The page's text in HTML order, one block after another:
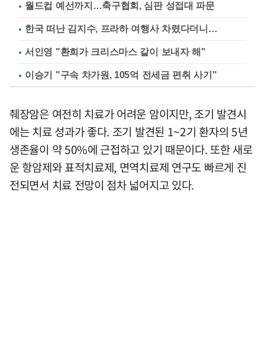
월드컵 예선까지…축구협회, 심판 성접대 파문
한국 떠난 김지수, 프라하 여행사 차렸다더니…
서인영 "환희가 크리스마스 같이 보내자 해"
이승기 "구속 차가원, 105억 전세금 편취 사기"
췌장암은 여전히 치료가 어려운 암이지만, 조기 발견시
에는 치료 성과가 좋다. 조기 발견된 1~2기 환자의 5년
생존율이 약 50%에 근접하고 있기 때문이다. 또한 새로
운 항암제와 표적치료제, 면역치료제 연구도 빠르게 진
전되면서 치료 전망이 점차 넓어지고 있다.